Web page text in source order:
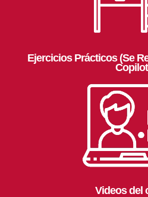
Ejercicios Prácticos (Se
Videos del